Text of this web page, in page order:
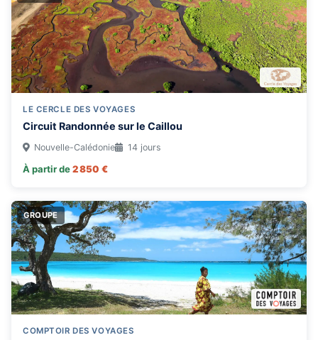
LE CERCLE DES VOYAGES
Circuit Randonnée sur le Caillou
Nouvelle-Calédonie 14 jours
À partir de2 850 €
GROUPE
COMPTOIR DES VOYAGES